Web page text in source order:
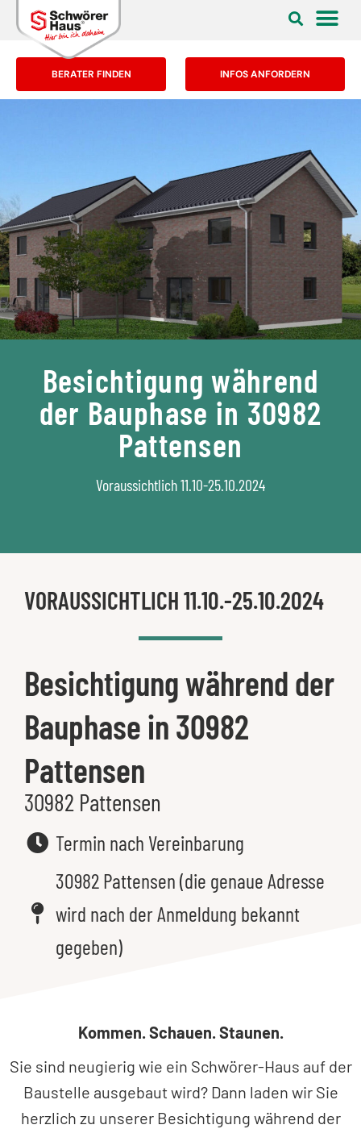
BERATER FINDEN INFOS ANFORDERN
Besichtigung während
der Bauphase in 30982
Pattensen
Voraussichtlich 11.10-25.10.2024
VORAUSSICHTLICH 11.10.-25.10.2024
Besichtigung während der
Bauphase in 30982
Pattensen
30982 Pattensen
Termin nach Vereinbarung
30982 Pattensen (die genaue Adresse
wird nach der Anmeldung bekannt
gegeben)
Kommen. Schauen. Staunen.
Sie sind neugierig wie ein Schwörer-Haus auf der
Baustelle ausgebaut wird? Dann laden wir Sie
herzlich zu unserer Besichtigung während der